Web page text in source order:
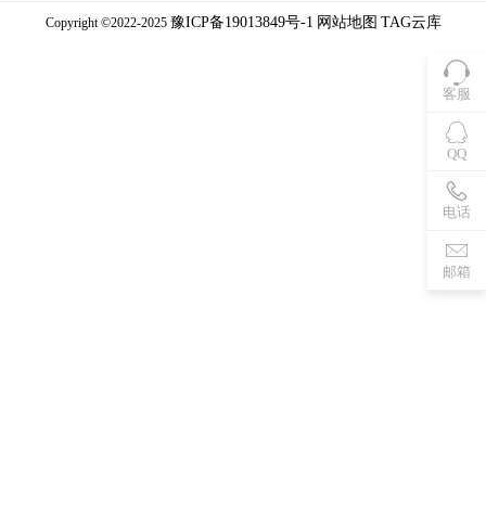
客服
QQ
电话
邮箱
Copyright ©2022-2025 豫ICP备19013849号-1 网站地图 TAG云库